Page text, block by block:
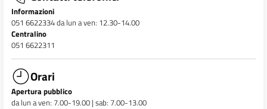
Informazioni
051 6622334 da lun a ven: 12.30-14.00
Centralino
051 6622311
Orari
Apertura pubblico
da lun a ven: 7.00-19.00 | sab: 7.00-13.00